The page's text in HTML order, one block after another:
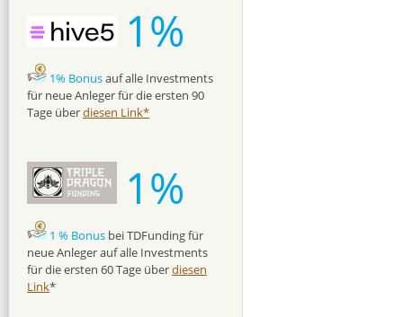
1%
1% Bonusauf alle Investments
für neue Anleger für die ersten 90
Tage überdiesen Link*
1%
1 % Bonus bei TDFunding für
neue Anleger auf alle Investments
für die ersten 60 Tage überdiesen
Link*